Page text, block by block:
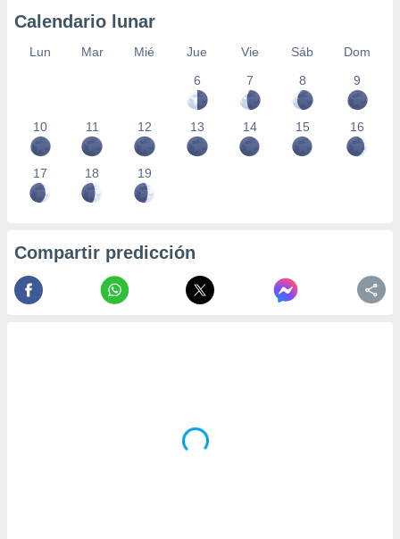
Calendario lunar
Lun Mar Mié Jue Vie Sáb
Dom
6
7 8 9
10 11 12 13 14 15 16
17 18 19
Compartir predicción